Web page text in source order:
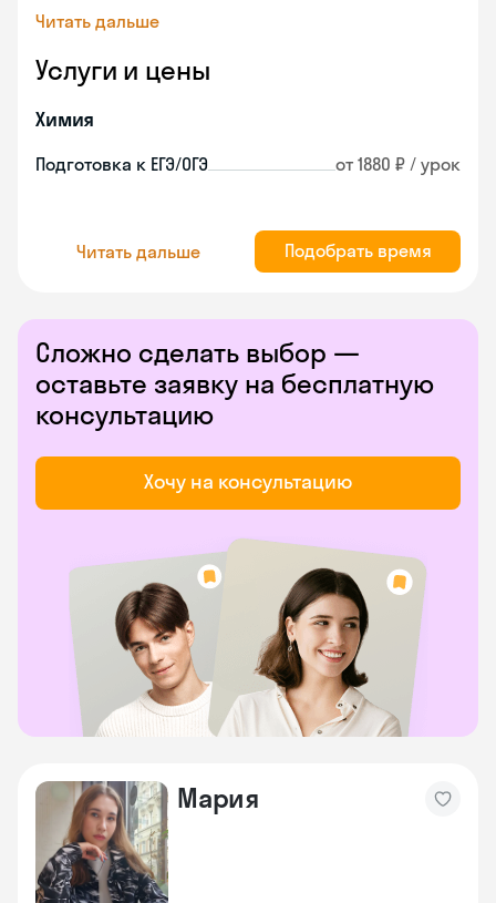
Читать дальше
Услуги и цены
Химия
Подготовка к ЕГЭ/ОГЭ от 1880 ₽ / урок
Читать дальше Подобрать время
Сложно сделать выбор —
оставьте заявку на бесплатную
консультацию
Хочу на консультацию
Мария